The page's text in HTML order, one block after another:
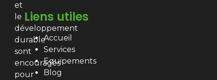
et
le
développement
durable
sont
encouragés
pour
Liens utiles
Accueil
Services
Equipements
Blog